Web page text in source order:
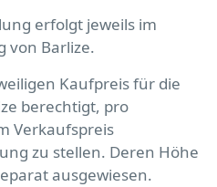
erfolgt jeweils im
von Barlize.
Kaufpreis für die
berechtigt, pro
Verkaufspreis
zu stellen. Deren Höhe
ausgewiesen.